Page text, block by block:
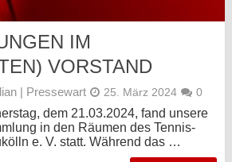
IM
VORSTAND
| Pressewart 25. März 2024 0
dem 21.03.2024, fand unsere
in den Räumen des Tennis-
e. V. statt. Während das …